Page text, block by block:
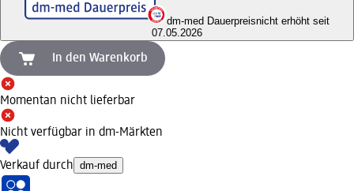
dm-med Dauerpreisnicht erhöht seit
07.05.2026
In den Warenkorb
Momentan nicht lieferbar
Nicht verfügbar in dm-Märkten
Verkauf durch dm-med